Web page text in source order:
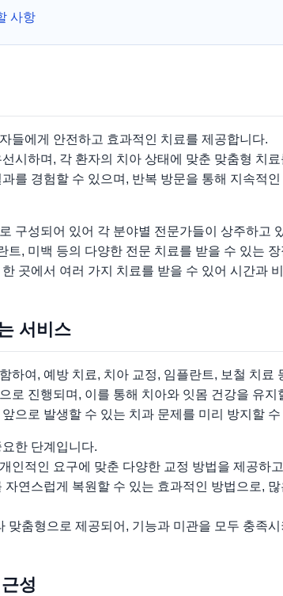
사항
들에게 안전하고 효과적인 치료를 제공합니다.
시하며, 각 환자의 치아 상태에 맞춘 맞춤형 치
를 경험할 수 있으며, 반복 방문을 통해 지속적인
구성되어 있어 각 분야별 전문가들이 상주하고
트, 미백 등의 다양한 전문 치료를 받을 수 있는
곳에서 여러 가지 치료를 받을 수 있어 시간과
서비스
하여, 예방 치료, 치아 교정, 임플란트, 보철 치료
로 진행되며, 이를 통해 치아와 잇몸 건강을 유지
으로 발생할 수 있는 치과 문제를 미리 방지할
한 단계입니다.
인적인 요구에 맞춘 다양한 교정 방법을 제공하
연스럽게 복원할 수 있는 효과적인 방법으로,
맞춤형으로 제공되어, 기능과 미관을 모두 충족
성